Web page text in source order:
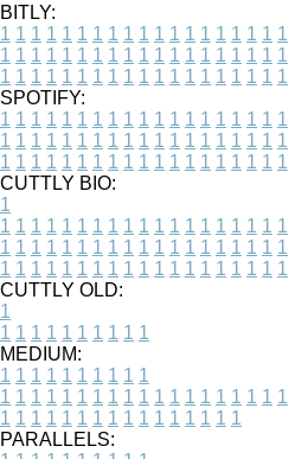
BITLY:
1 1 1 1 1 1 1 1 1 1 1 1 1 1 1 1 1 1 1
1 1 1 1 1 1 1 1 1 1 1 1 1 1 1 1 1 1 1
1 1 1 1 1 1 1 1 1 1 1 1 1 1 1 1 1 1 1
SPOTIFY:
1 1 1 1 1 1 1 1 1 1 1 1 1 1 1 1 1 1 1
1 1 1 1 1 1 1 1 1 1 1 1 1 1 1 1 1 1 1
1 1 1 1 1 1 1 1 1 1 1 1 1 1 1 1 1 1 1
CUTTLY BIO:
1
1 1 1 1 1 1 1 1 1 1 1 1 1 1 1 1 1 1 1
1 1 1 1 1 1 1 1 1 1 1 1 1 1 1 1 1 1 1
1 1 1 1 1 1 1 1 1 1 1 1 1 1 1 1 1 1 1
CUTTLY OLD:
1
1 1 1 1 1 1 1 1 1 1
MEDIUM:
1 1 1 1 1 1 1 1 1 1
1 1 1 1 1 1 1 1 1 1 1 1 1 1 1 1 1 1 1
1 1 1 1 1 1 1 1 1 1 1 1 1 1 1 1
PARALLELS: